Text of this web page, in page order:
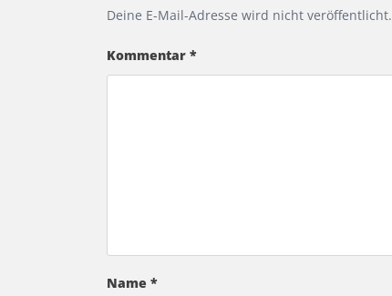
Deine E-Mail-Adresse wird nicht veröffentlicht.
Kommentar *
Name *